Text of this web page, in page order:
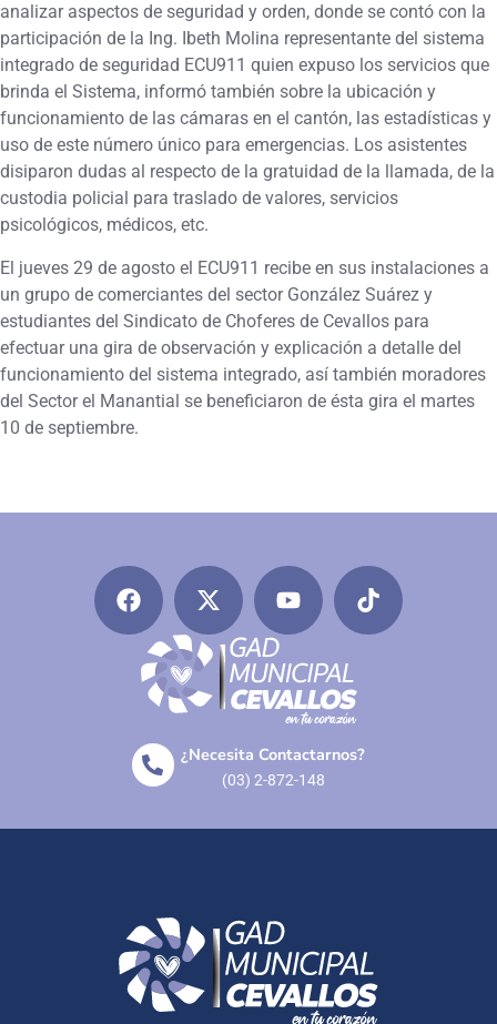
analizar aspectos de seguridad y orden, donde se contó con la
participación de la Ing. Ibeth Molina representante del sistema
integrado de seguridad ECU911 quien expuso los servicios que
brinda el Sistema, informó también sobre la ubicación y
funcionamiento de las cámaras en el cantón, las estadísticas y
uso de este número único para emergencias. Los asistentes
disiparon dudas al respecto de la gratuidad de la llamada, de la
custodia policial para traslado de valores, servicios
psicológicos, médicos, etc.
El jueves 29 de agosto el ECU911 recibe en sus instalaciones a
un grupo de comerciantes del sector González Suárez y
estudiantes del Sindicato de Choferes de Cevallos para
efectuar una gira de observación y explicación a detalle del
funcionamiento del sistema integrado, así también moradores
del Sector el Manantial se beneficiaron de ésta gira el martes
10 de septiembre.
¿Necesita Contactarnos?
(03) 2-872-148